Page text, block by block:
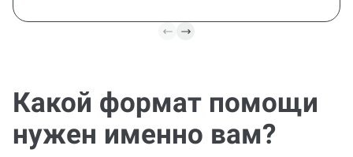
Какой формат помощи
нужен именно вам?
контролем
задание — разберем
требования, подготовим
необходимые расчеты/
модели и визуализацию
Быстро